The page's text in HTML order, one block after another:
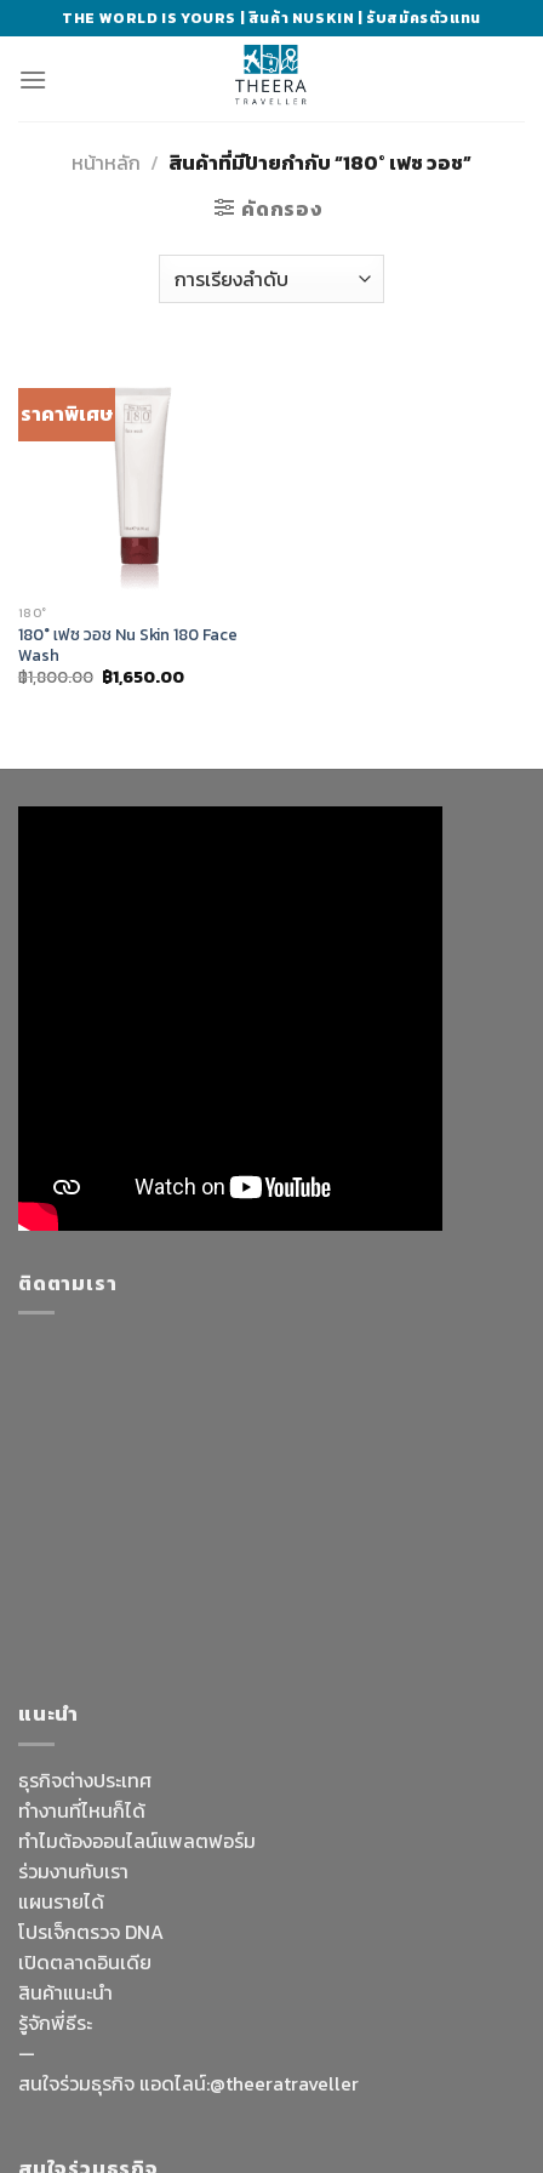
to
content
THE WORLD IS YOURS | สินค้า NUSKIN | รับสมัครตัวแทน
หน้าหลัก / สินค้าที่มีป้ายกำกับ “180° เฟซ วอช”
คัดกรอง
ราคาพิเศษ
180°
180° เฟซ วอช Nu Skin 180 Face
Wash
฿1,800.00 Original
price
฿1,650.00Current
ติดตามเรา
แนะนำ
ธุรกิจต่างประเทศ
ทำงานที่ไหนก็ได้
ทำไมต้องออนไลน์แพลตฟอร์ม
ร่วมงานกับเรา
แผนรายได้
โปรเจ็กตรวจ DNA
เปิดตลาดอินเดีย
สินค้าแนะนำ
รู้จักพี่ธีระ
—
สนใจร่วมธุรกิจ แอดไลน์:@theeratraveller